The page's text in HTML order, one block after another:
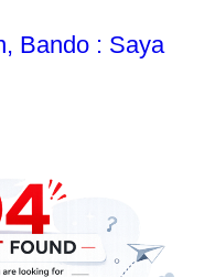
Bando : Saya